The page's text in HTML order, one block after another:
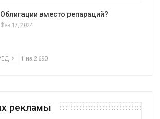
Облигации вместо репараций?
Фев 17, 2024
1 из 2 690
рекламы